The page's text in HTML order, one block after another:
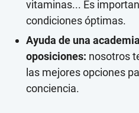
vitaminas... Es
condiciones óptimas.
Ayuda de una
oposiciones: nosotros
las mejores opciones
conciencia.